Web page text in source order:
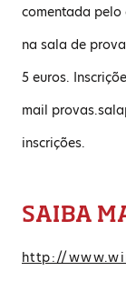
comentada pelo
na sala de
5 euros.
mail
inscrições.
SAIBA
http://